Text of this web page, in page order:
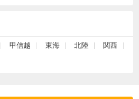
甲信越 東海 北陸 関西